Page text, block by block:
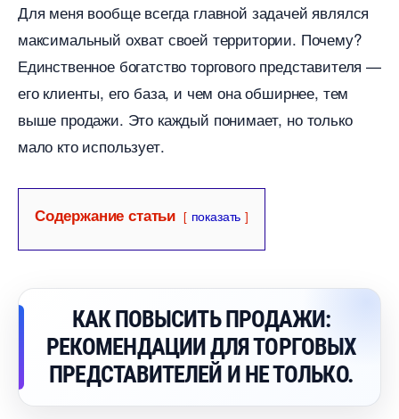
Для меня вообще всегда главной задачей являлся
максимальный охват своей территории. Почему?
Единственное богатство торгового представителя —
его клиенты, его база, и чем она обширнее, тем
ыше продажи. Это каждый понимает, но только
мало кто использует.
Содержание статьи показать
КАК ПОВЫСИТЬ ПРОДАЖИ:
РЕКОМЕНДАЦИИ ДЛЯ ТОРГОВЫХ
ПРЕДСТАВИТЕЛЕЙ И НЕ ТОЛЬКО.